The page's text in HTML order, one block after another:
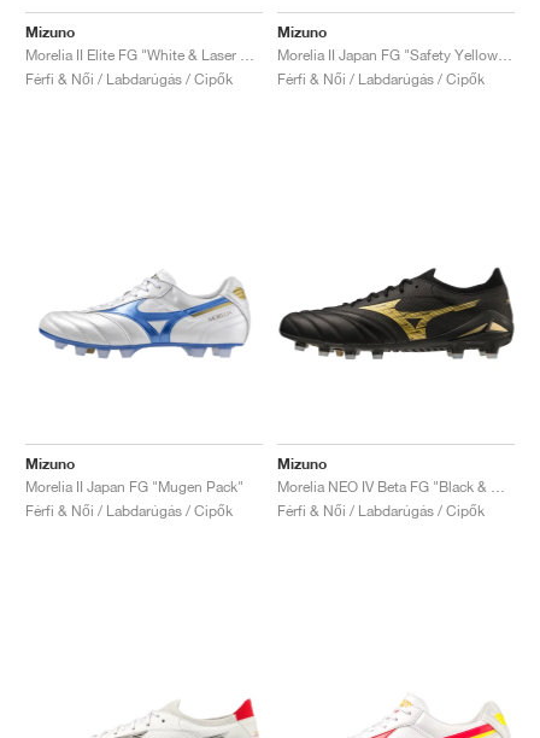
Mizuno
Férfi & Női / Labdarúgás / Cipők
Mizuno
Férfi & Női / Labdarúgás / Cipők
Mizuno
Morelia II Japan FG "Mugen Pack"
Férfi & Női / Labdarúgás / Cipők
Mizuno
Férfi & Női / Labdarúgás / Cipők